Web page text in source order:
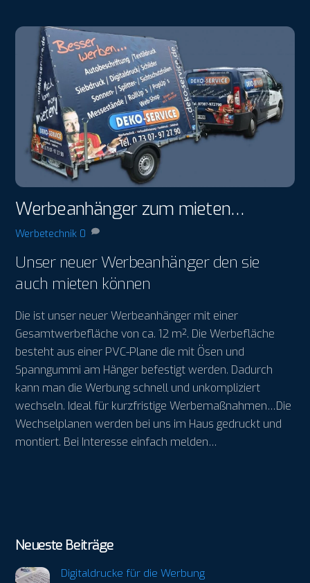
Werbeanhänger zum mieten…
Werbetechnik 0
Unser neuer Werbeanhänger den sie
auch mieten können
Die ist unser neuer Werbeanhänger mit einer
Gesamtwerbefläche von ca. 12 m². Die Werbefläche
besteht aus einer PVC-Plane die mit Ösen und
Spanngummi am Hänger befestigt werden. Dadurch
kann man die Werbung schnell und unkompliziert
wechseln. Ideal für kurzfristige Werbemaßnahmen…Die
Wechselplanen werden bei uns im Haus gedruckt und
montiert. Bei Interesse einfach melden…
Neueste Beiträge
Digitaldrucke für die Werbung